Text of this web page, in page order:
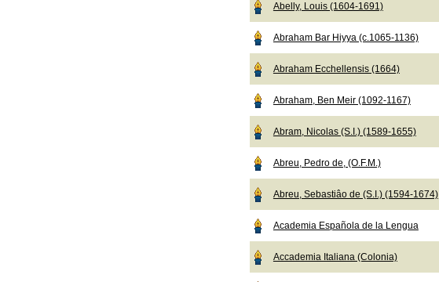
Abelly, Louis (1604-1691)
Abraham Bar Hiyya (c.1065-1136)
Abraham Ecchellensis (1664)
Abraham, Ben Meir (1092-1167)
Abram, Nicolas (S.I.) (1589-1655)
Abreu, Pedro de, (O.F.M.)
Abreu, Sebastiâo de (S.I.) (1594-1674)
Academia Española de la Lengua
Accademia Italiana (Colonia)